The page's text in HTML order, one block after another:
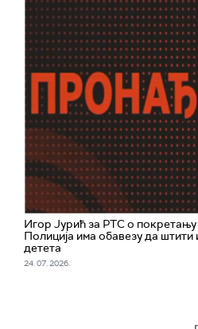
Игор Јурић за РТС о
Полиција има обавезу да
детета
24. 07. 2026.